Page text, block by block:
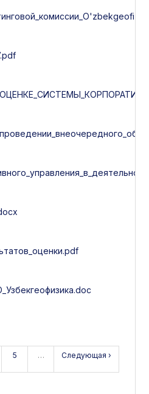
5 … Следующая ›